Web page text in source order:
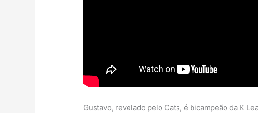
Gustavo, revelado pelo Cats, é bicampeão da K